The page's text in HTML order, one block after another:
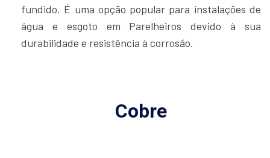
fundido. É uma opção popular para instalações de
água e esgoto em Parelheiros devido à sua
durabilidade e resistência à corrosão.
Cobre